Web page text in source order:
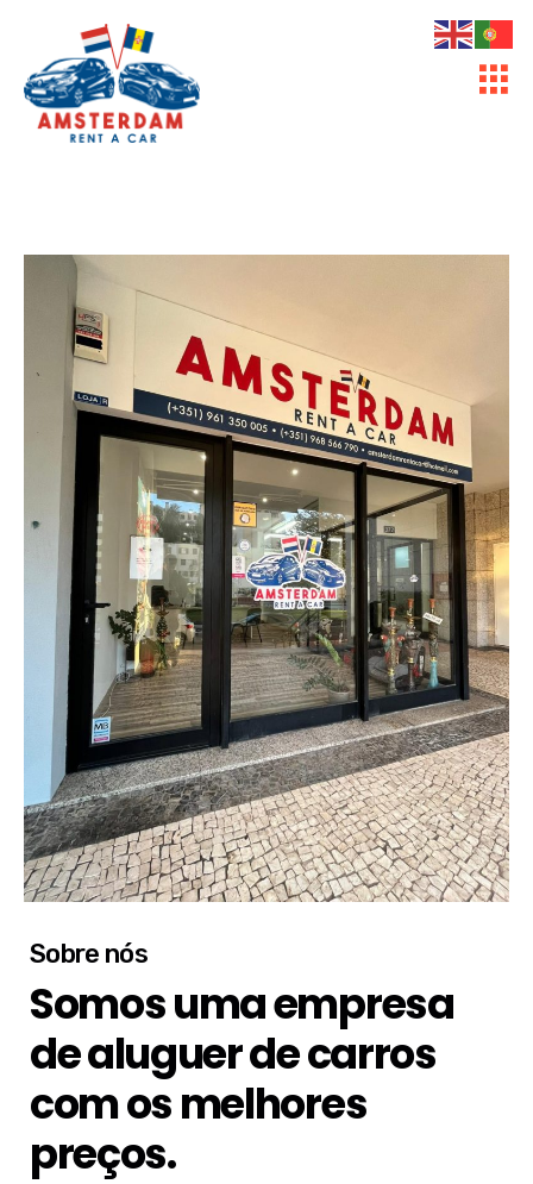
Sobre nós
Somos uma empresa
de aluguer de carros
com os melhores
preços.